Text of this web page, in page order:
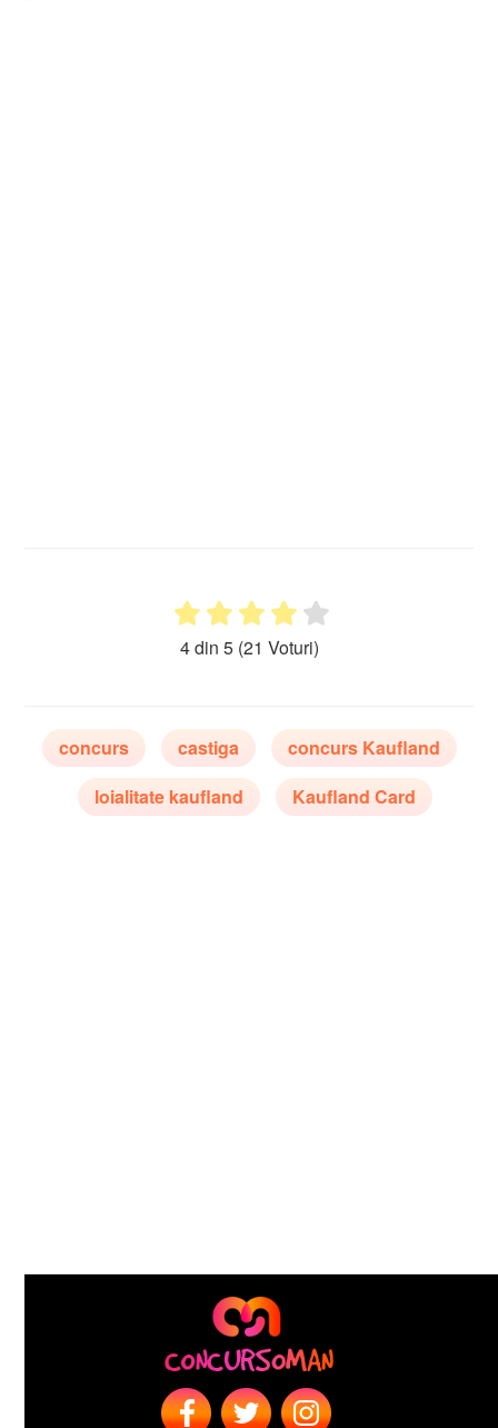
4 din 5(21 Voturi)
concurs castiga
concurs Kaufland
loialitate kaufland
Kaufland Card